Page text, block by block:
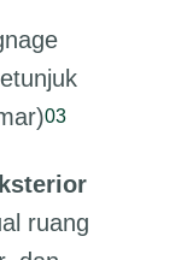
ruang